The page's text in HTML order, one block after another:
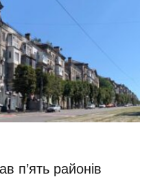
п’ять районів